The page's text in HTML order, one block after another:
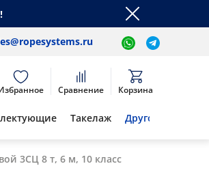
Сравнение Корзина
Такелаж Другое
3СЦ 8 т, 6 м, 10 класс